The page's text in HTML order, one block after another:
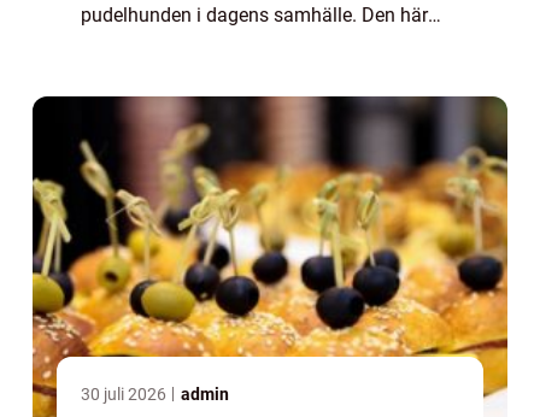
pudelhunden i dagens samhälle. Den här
30 juli 2026 admin